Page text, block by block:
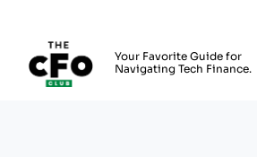
Your Favorite Guide for
Navigating Tech Finance.